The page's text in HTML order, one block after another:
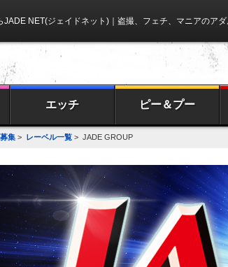
JADE NET(ジェイドネット) ｜盗撮、フェチ、マニアのア
エッチ ピー＆プー
集 > レーベル一覧 > JADE GROUP